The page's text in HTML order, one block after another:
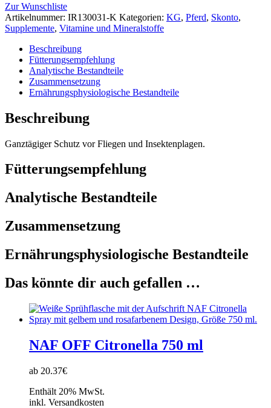
Zur Wunschliste
Artikelnummer: IR130031-K Kategorien: KG, Pferd, Skonto,
Supplemente, Vitamine und Mineralstoffe
Beschreibung
Fütterungsempfehlung
Analytische Bestandteile
Zusammensetzung
Ernährungsphysiologische Bestandteile
Beschreibung
Ganztägiger Schutz vor Fliegen und Insektenplagen.
Fütterungsempfehlung
Analytische Bestandteile
Zusammensetzung
Ernährungsphysiologische Bestandteile
Das könnte dir auch gefallen …
NAF OFF Citronella 750 ml
ab 20.37€
Enthält 20% MwSt.
inkl. Versandkosten